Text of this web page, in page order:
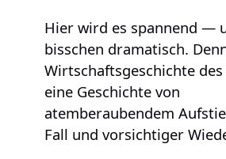
Hier wird es spannend —
bisschen dramatisch.
Wirtschaftsgeschichte des
eine Geschichte von
atemberaubendem
Fall und vorsichtiger